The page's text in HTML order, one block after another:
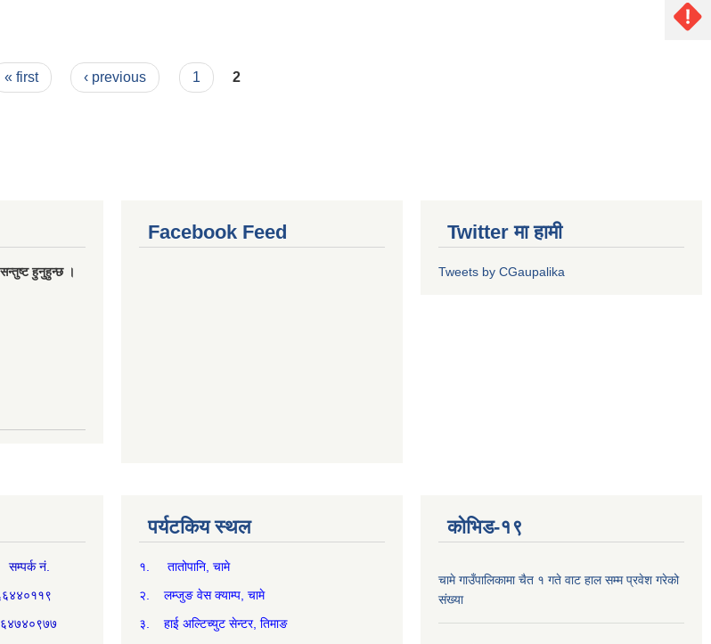
« first ‹ previous 1 2
हुनुहुन्छ ।
Facebook Feed Twitter मा हामी
Tweets by CGaupalika
नं.
पर्यटकिय स्थल
१. तातोपानि, चामे
२. लम्जुङ वेस क्याम्प, चामे
३. हाई अल्टिच्युट सेन्टर, तिमाङ
कोभिड-१९
चामे गाउँपालिकामा चैत १ गते वाट हाल सम्म प्रवेश गरेको
संख्या